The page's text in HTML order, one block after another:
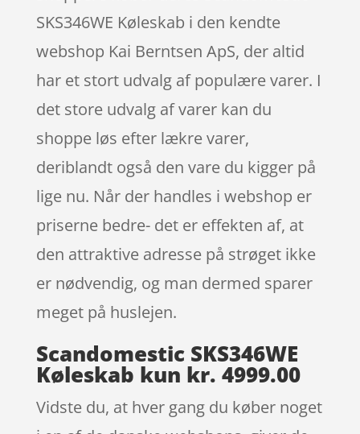
SKS346WE Køleskab i den kendte
webshop Kai Berntsen ApS, der altid
har et stort udvalg af populære varer. I
det store udvalg af varer kan du
shoppe løs efter lækre varer,
deriblandt også den vare du kigger på
lige nu. Når der handles i webshop er
priserne bedre- det er effekten af, at
den attraktive adresse på strøget ikke
er nødvendig, og man dermed sparer
meget på huslejen.
Scandomestic SKS346WE
Køleskab kun kr. 4999.00
Vidste du, at hver gang du køber noget